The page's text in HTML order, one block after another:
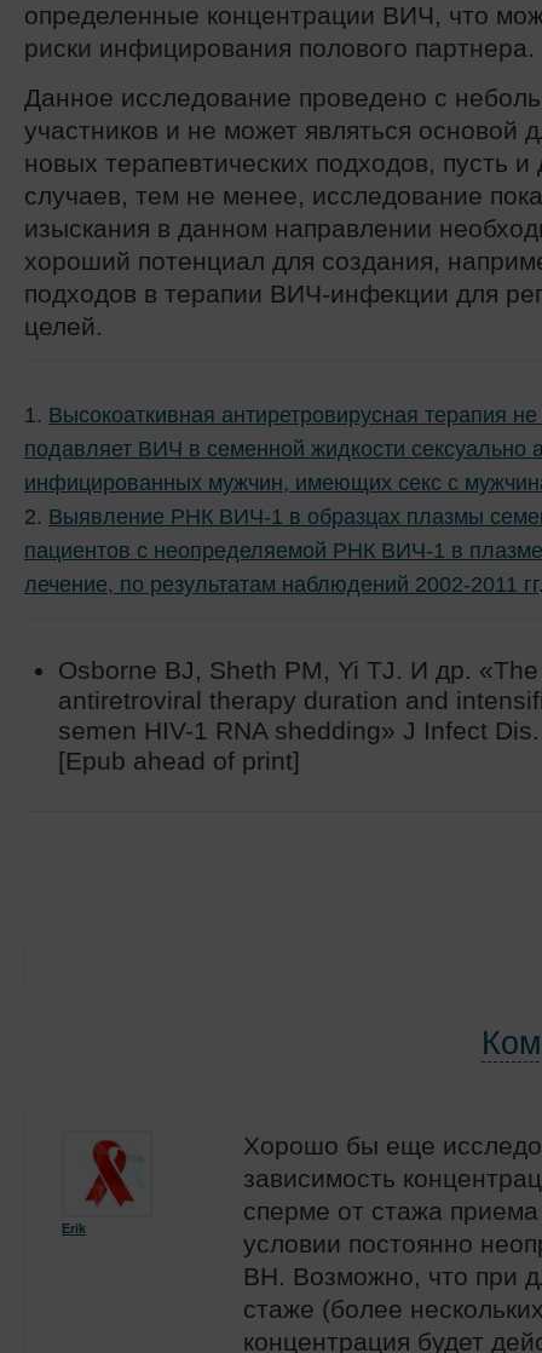
определенные концентрации ВИЧ, что
риски инфицирования полового партнера.
Данное исследование проведено с
участников и не может являться основой
новых терапевтических подходов, пусть
случаев, тем не менее, исследование
изыскания в данном направлении
хороший потенциал для создания,
подходов в терапии ВИЧ-инфекции для
целей.
1. Высокоаткивная антиретровирусная терапия
подавляет ВИЧ в семенной жидкости сексуально
инфицированных мужчин, имеющих секс с
2. Выявление РНК ВИЧ-1 в образцах плазмы
пациентов с неопределяемой РНК ВИЧ-1 в
лечение, по результатам наблюдений 2002-2011 гг
Osborne BJ, Sheth PM, Yi TJ. И др.
antiretroviral therapy duration and
semen HIV-1 RNA shedding» J Infect
[Epub ahead of print]
Erik
Хорошо бы еще
зависимость
сперме от стажа
условии постоянно
ВН. Возможно, что при
стаже (более
концентрация будет